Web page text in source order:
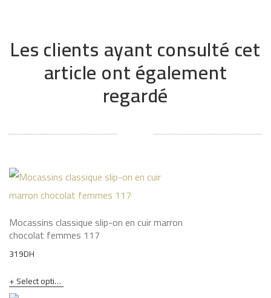
Les clients ayant consulté cet
article ont également
regardé
Mocassins classique slip-on en cuir marron
chocolat femmes 117
319DH
Select options